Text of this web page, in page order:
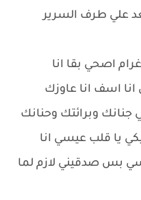
علي طرف السرير
اصحي بقا انا
اسف انا عاوزك
وبرائتك وحنانك
يا قلب عيسي انا
بس صدقيني لازم لما